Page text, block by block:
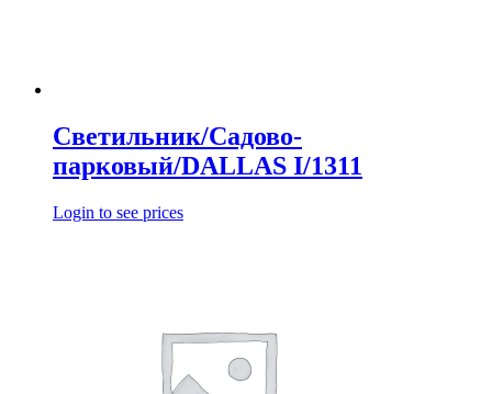
Светильник/Садово-
парковый/DALLAS I/1311
Login to see prices